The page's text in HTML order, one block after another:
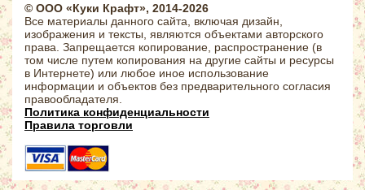
© ООО «Куки Крафт», 2014-2026
Все материалы данного сайта, включая дизайн,
изображения и тексты, являются объектами авторского
права. Запрещается копирование, распространение (в
том числе путем копирования на другие сайты и ресурсы
в Интернете) или любое иное использование
информации и объектов без предварительного согласия
правообладателя.
Политика конфиденциальности
Правила торговли